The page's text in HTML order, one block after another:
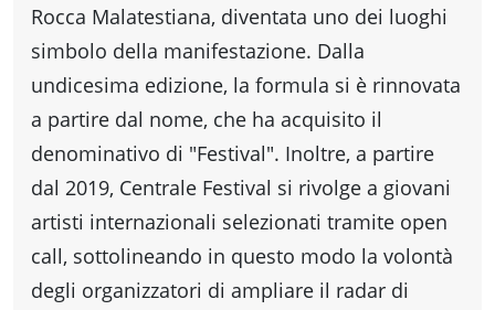
Informazioni
Guide
Fano
Accessibili
Rocca Malatestiana, diventata uno dei luoghi
simbolo della manifestazione. Dalla
undicesima edizione, la formula si è rinnovata
a partire dal nome, che ha acquisito il
denominativo di "Festival". Inoltre, a partire
dal 2019, Centrale Festival si rivolge a giovani
artisti internazionali selezionati tramite open
call, sottolineando in questo modo la volontà
degli organizzatori di ampliare il radar di